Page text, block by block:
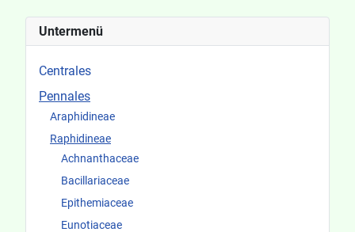
Untermenü
Centrales
Pennales
Araphidineae
Raphidineae
Achnanthaceae
Bacillariaceae
Epithemiaceae
Eunotiaceae